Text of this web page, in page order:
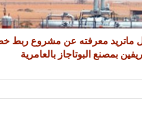
ماتريد معرفته عن مشروع ربط
بمصنع البوتاجاز بالعامرية